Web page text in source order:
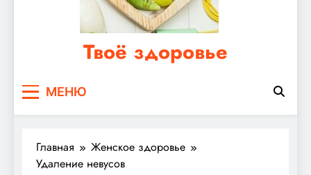
Твоё здоровье
мужском здоровье
МЕНЮ
Главная
Женское здоровье
Удаление невусов